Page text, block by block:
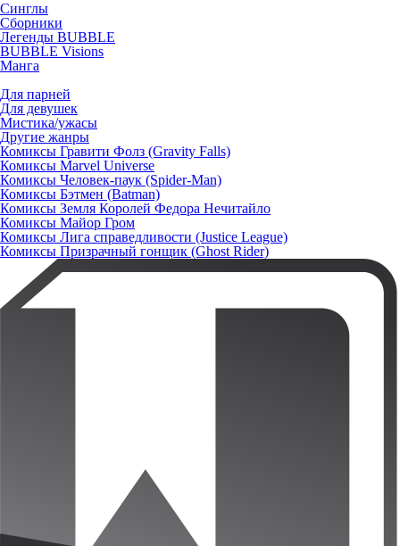
Синглы
Сборники
Легенды BUBBLE
BUBBLE Visions
Манга
Для парней
Для девушек
Мистика/ужасы
Другие жанры
Комиксы Гравити Фолз (Gravity Falls)
Комиксы Marvel Universe
Комиксы Человек-паук (Spider-Man)
Комиксы Бэтмен (Batman)
Комиксы Земля Королей Федора Нечитайло
Комиксы Майор Гром
Комиксы Лига справедливости (Justice League)
Комиксы Призрачный гонщик (Ghost Rider)